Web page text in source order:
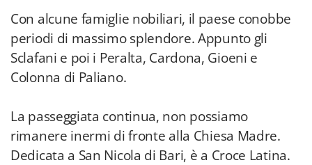
Con alcune famiglie nobiliari, il paese conobbe
periodi di massimo splendore. Appunto gli
Sclafani e poi i Peralta, Cardona, Gioeni e
Colonna di Paliano.
La passeggiata continua, non possiamo
rimanere inermi di fronte alla Chiesa Madre.
Dedicata a San Nicola di Bari, è a Croce Latina.